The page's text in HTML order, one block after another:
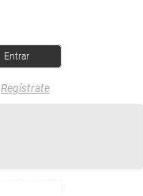
Regístrate